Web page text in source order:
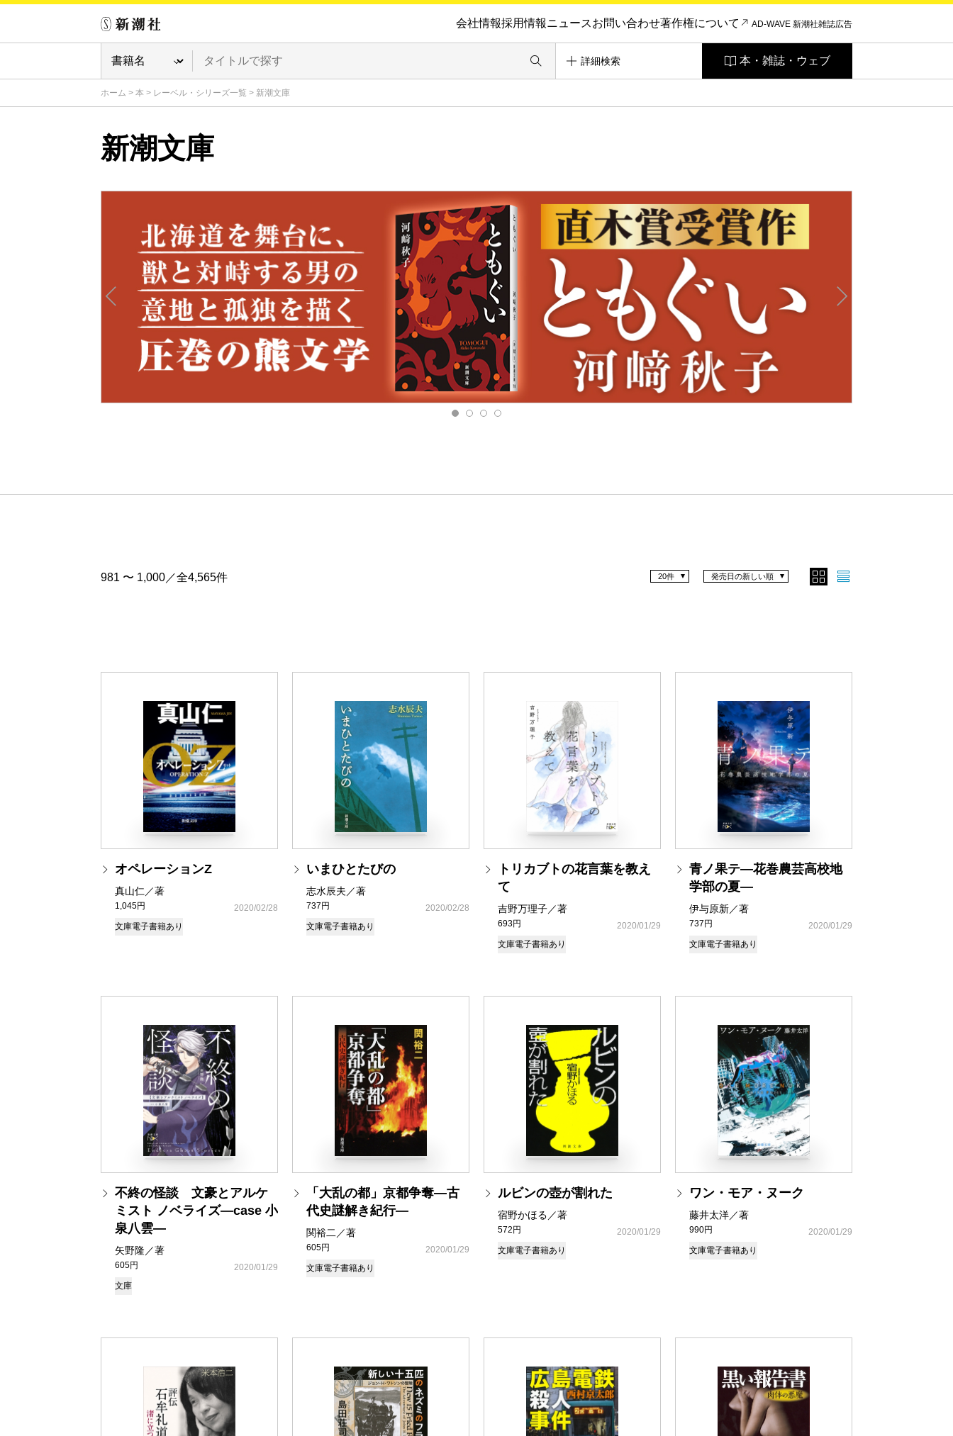
会社情報採用情報ニュースお問い合わせ著作権について AD-WAVE 新潮社雑誌広告
詳細検索 本・雑誌・ウェブ
ホーム > 本 > レーベル・シリーズ一覧 > 新潮文庫
新潮文庫
981 〜 1,000／全4,565件 発売日の新しい順
20件
オペレーションZ
真山仁／著
1,045円
2020/02/28
文庫電子書籍あり
いまひとたびの
志水辰夫／著
737円
2020/02/28
文庫電子書籍あり
トリカブトの花言葉を教え
て
吉野万理子／著
693円
2020/01/29
文庫電子書籍あり
青ノ果テ―花巻農芸高校地
学部の夏―
伊与原新／著
737円
2020/01/29
文庫電子書籍あり
不終の怪談 文豪とアルケ
ミスト ノベライズ―case 小
泉八雲―
矢野隆／著
605円
2020/01/29
文庫
「大乱の都」京都争奪―古
代史謎解き紀行―
関裕二／著
605円
2020/01/29
文庫電子書籍あり
ルビンの壺が割れた
宿野かほる／著
572円
2020/01/29
文庫電子書籍あり
ワン・モア・ヌーク
藤井太洋／著
990円
2020/01/29
文庫電子書籍あり